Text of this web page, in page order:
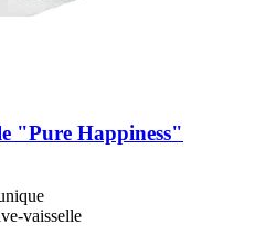
"Pure Happiness"
vaisselle